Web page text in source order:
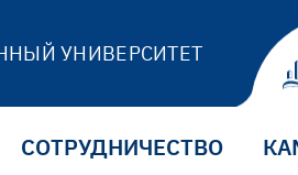
УНИВЕРСИТЕТ
СОТРУДНИЧЕСТВО